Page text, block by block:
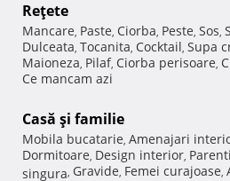
Reţete
Mancare, Paste, Ciorba, Peste, Sos,
Dulceata, Tocanita, Cocktail, Supa
Maioneza, Pilaf, Ciorba perisoare,
Ce mancam azi
Casă şi familie
Mobila bucatarie, Amenajari
Dormitoare, Design interior,
singura, Gravide, Femei curajoase,